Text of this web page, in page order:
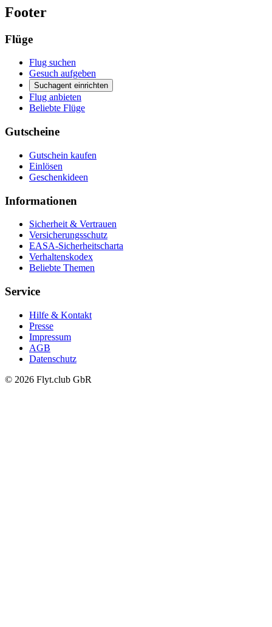
Footer
Flüge
Flug suchen
Gesuch aufgeben
Suchagent einrichten
Flug anbieten
Beliebte Flüge
Gutscheine
Gutschein kaufen
Einlösen
Geschenkideen
Informationen
Sicherheit & Vertrauen
Versicherungsschutz
EASA-Sicherheitscharta
Verhaltenskodex
Beliebte Themen
Service
Hilfe & Kontakt
Presse
Impressum
AGB
Datenschutz
© 2026 Flyt.club GbR